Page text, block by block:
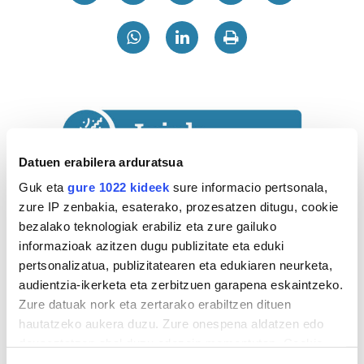
Datuen erabilera arduratsua
Guk eta gure 1022 kideek sure informacio pertsonala,
zure IP zenbakia, esaterako, prozesatzen ditugu, cookie
bezalako teknologiak erabiliz eta zure gailuko
informazioak azitzen dugu publizitate eta eduki
pertsonalizatua, publizitatearen eta edukiaren neurketa,
audientzia-ikerketa eta zerbitzuen garapena eskaintzeko.
Zure datuak nork eta zertarako erabiltzen dituen
hautatzeko aukera duzu. Zure onespena aldatzen edo
Astekaria